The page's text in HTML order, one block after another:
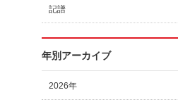
記譜
年別アーカイブ
2026年